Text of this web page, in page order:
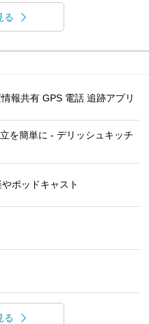
る
報共有 GPS 電話 追跡アプリ
を簡単‪に - デリッシュキッチ
ポッドキャスト
る